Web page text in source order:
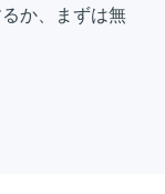
か、まずは無